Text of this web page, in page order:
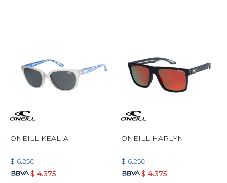
ONEILL KEALIA
$ 6.250
$ 4.375
ONEILL HARLYN
$ 6.250
$ 4.375